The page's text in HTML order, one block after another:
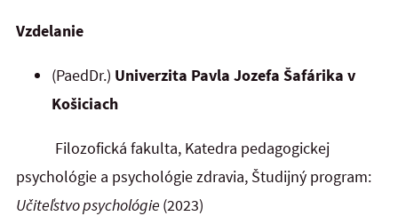
Vzdelanie
(PaedDr.) Univerzita Pavla Jozefa Šafárika v
Košiciach
Filozofická fakulta, Katedra pedagogickej
psychológie a psychológie zdravia, Študijný program:
Učiteľstvo psychológie (2023)